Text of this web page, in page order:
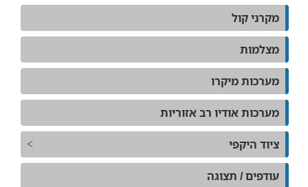
מקרני קול
מצלמות
מערכות מיקרו
מערכות אודיו רב אזוריות
ציוד היקפי
עודפים / תצוגה